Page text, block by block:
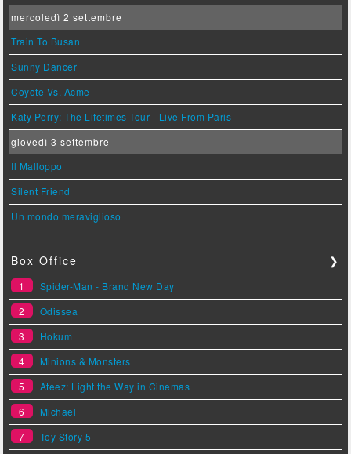
mercoledì 2 settembre
Train To Busan
Sunny Dancer
Coyote Vs. Acme
Katy Perry: The Lifetimes Tour - Live From Paris
giovedì 3 settembre
Il Malloppo
Silent Friend
Un mondo meraviglioso
Box Office ❯
1
Spider-Man - Brand New Day
2
Odissea
3
Hokum
4
Minions & Monsters
5
Ateez: Light the Way in Cinemas
6
Michael
7
Toy Story 5